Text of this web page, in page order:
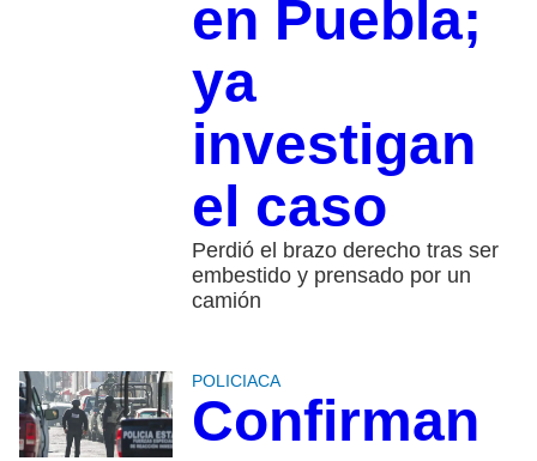
en Puebla;
ya
investigan
el caso
Perdió el brazo derecho tras ser
embestido y prensado por un
camión
POLICIACA
Confirman